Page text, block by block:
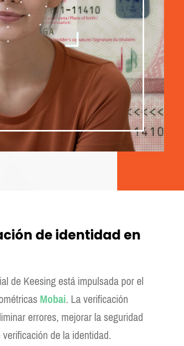
de identidad en
de Keesing está impulsada por el
Mobai. La verificación
errores, mejorar la seguridad
de la identidad.